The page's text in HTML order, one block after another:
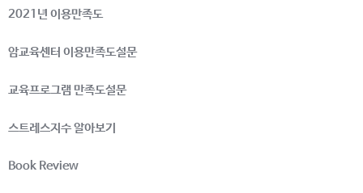
2021년 이용만족도
암교육센터 이용만족도설문
교육프로그램 만족도설문
스트레스지수 알아보기
Book Review